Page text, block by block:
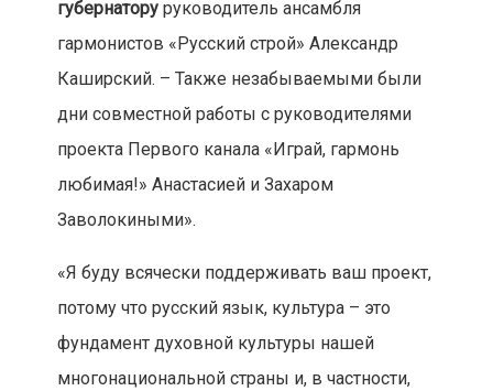
губернаторуруководитель ансамбля
гармонистов «Русский строй» Александр
Каширский. – Также незабываемыми были
дни совместной работы с руководителями
проекта Первого канала «Играй, гармонь
любимая!» Анастасией и Захаром
Заволокиными».
«Я буду всячески поддерживать ваш проект,
потому что русский язык, культура – это
фундамент духовной культуры нашей
многонациональной страны и, в частности,